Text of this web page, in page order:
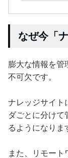
なぜ今「
膨大な情報を管
不可欠です。
ナレッジサイト
ダごとに分けて
るようになりま
また、リモート